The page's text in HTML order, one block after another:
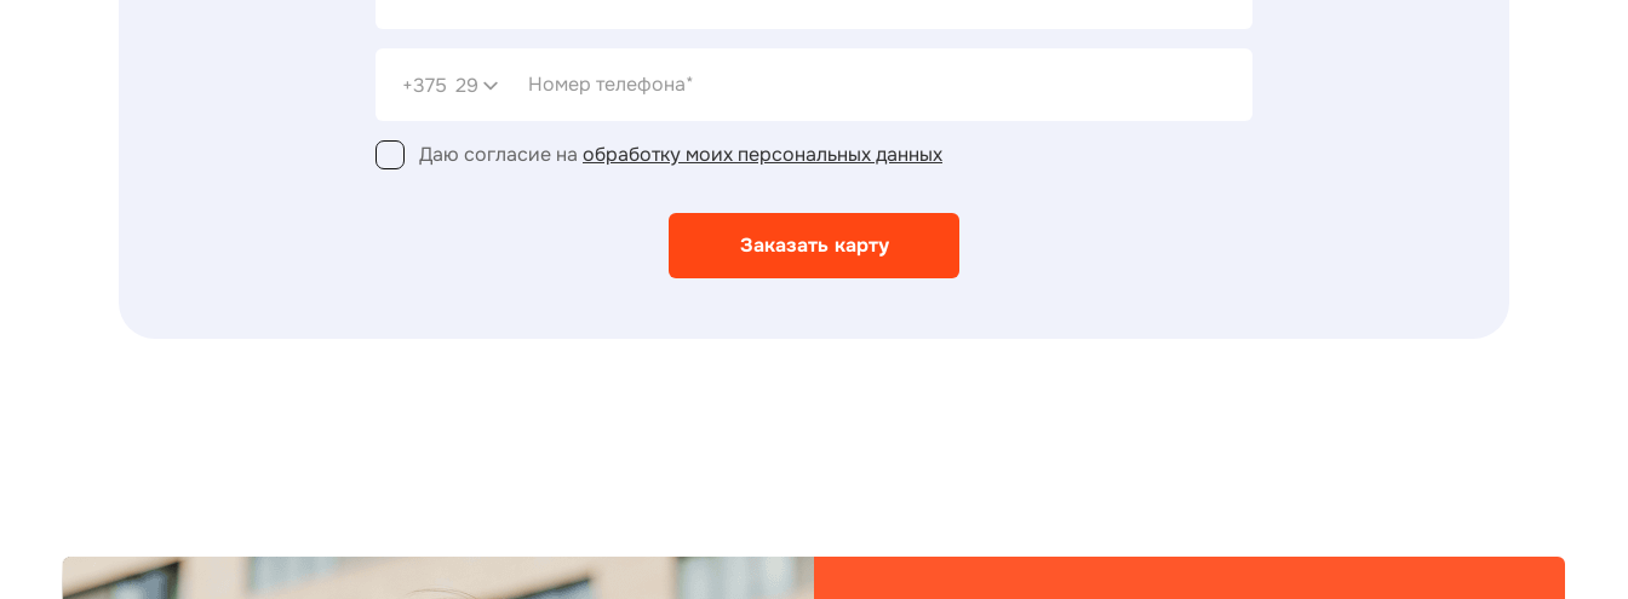
+375 29
Даю согласие на обработку моих персональных данных
Заказать карту